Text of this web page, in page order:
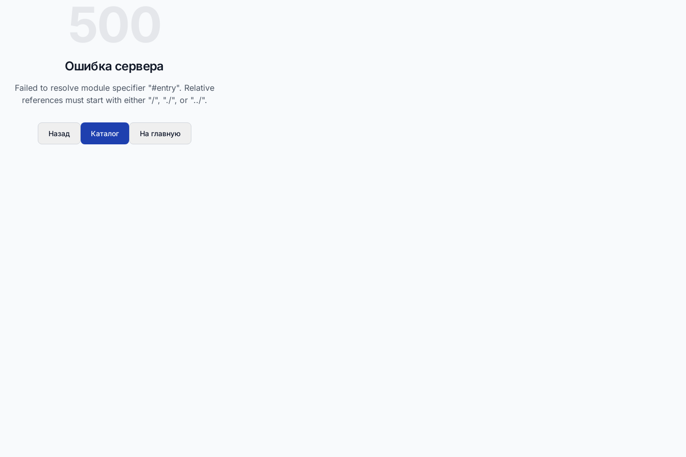
Ошибка сервера
Failed to resolve module specifier "#entry". Relative
references must start with either "/", "./", or "../".
Назад Каталог На главную